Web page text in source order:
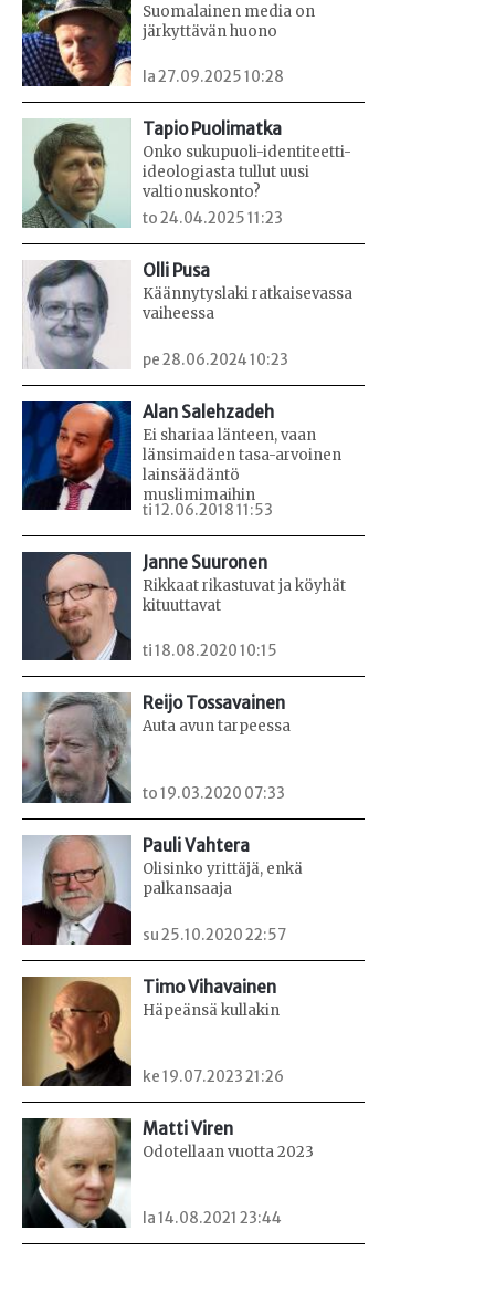
Suomalainen media on
järkyttävän huono
la 27.09.2025 10:28
Tapio Puolimatka
Onko sukupuoli-identiteetti-
ideologiasta tullut uusi
valtionuskonto?
to 24.04.2025 11:23
Olli Pusa
Käännytyslaki ratkaisevassa
vaiheessa
pe 28.06.2024 10:23
Alan Salehzadeh
Ei shariaa länteen, vaan
länsimaiden tasa-arvoinen
lainsäädäntö
muslimimaihin
ti 12.06.2018 11:53
Janne Suuronen
Rikkaat rikastuvat ja köyhät
kituuttavat
ti 18.08.2020 10:15
Reijo Tossavainen
Auta avun tarpeessa
to 19.03.2020 07:33
Pauli Vahtera
Olisinko yrittäjä, enkä
palkansaaja
su 25.10.2020 22:57
Timo Vihavainen
Häpeänsä kullakin
ke 19.07.2023 21:26
Matti Viren
Odotellaan vuotta 2023
la 14.08.2021 23:44